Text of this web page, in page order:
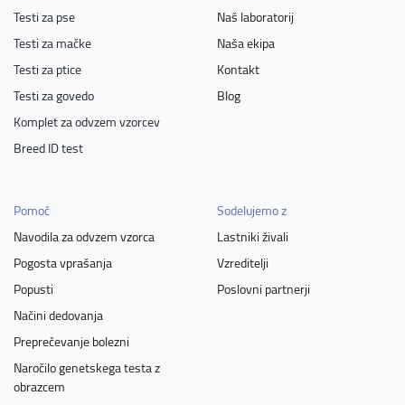
Australian Stumpy Tail Cattle Dog
Auvernejski ptičar
Avstralski govedar
Avstralski ovčar
Avstralski ovčar- miniaturni
Avstralski ovčar- toy
Avstralski svilnati terier
Avstralski terier
Avstrijski kratkodlaki pinč
Azorski govedar (Căo Fila De Săo Miguel)
Beagle zajčar
Bedlingtonski terier
Belgijski grifon
Belgijski ovčar - Groenendael
Belgijski ovčar - Laekenois
Belgijski ovčar - Malinois
Belgijski ovčar - Tervueren
Beli švicarski ovčar
Bergamski ovčar
Bernardinec
Bernski planšarski pes
Bloodhound - Pes sv. Huberta
Border terier
Borderski ovčar - Border Collie
Bordojska doga
Testi za pse
Testi za mačke
Testi za ptice
Testi za govedo
Komplet za odvzem vzorcev
Breed ID test
Naš laboratorij
Naša ekipa
Kontakt
Blog
Pomoč
Navodila za odvzem vzorca
Pogosta vprašanja
Popusti
Načini dedovanja
Preprečevanje bolezni
Naročilo genetskega testa z
obrazcem
Sodelujemo z
Lastniki živali
Vzreditelji
Poslovni partnerji